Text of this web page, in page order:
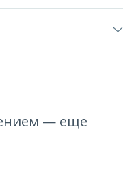
— еще